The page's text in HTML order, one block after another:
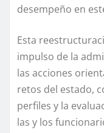
desempeño en
Esta
impulso de la
las acciones
retos del estado,
perfiles y la
las y los